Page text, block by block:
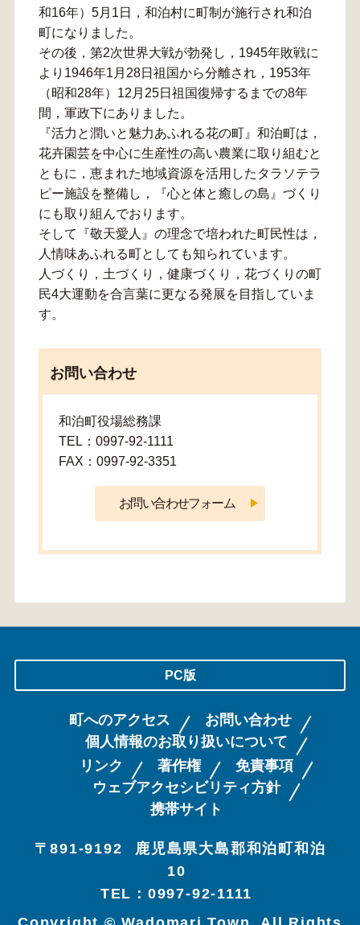
和16年）5月1日，和泊村に町制が施行され和泊
町になりました。
その後，第2次世界大戦が勃発し，1945年敗戦に
より1946年1月28日祖国から分離され，1953年
（昭和28年）12月25日祖国復帰するまでの8年
間，軍政下にありました。
『活力と潤いと魅力あふれる花の町』和泊町は，
花卉園芸を中心に生産性の高い農業に取り組むと
ともに，恵まれた地域資源を活用したタラソテラ
ピー施設を整備し，『心と体と癒しの島』づくり
にも取り組んでおります。
そして『敬天愛人』の理念で培われた町民性は，
人情味あふれる町としても知られています。
人づくり，土づくり，健康づくり，花づくりの町
民4大運動を合言葉に更なる発展を目指していま
す。
お問い合わせ
和泊町役場総務課
TEL：0997-92-1111
FAX：0997-92-3351
PC版
町へのアクセス
お問い合わせ
個人情報のお取り扱いについて
リンク
著作権
免責事項
ウェブアクセシビリティ方針
携帯サイト
〒891-9192
鹿児島県大島郡和泊町和泊
10
TEL：0997-92-1111